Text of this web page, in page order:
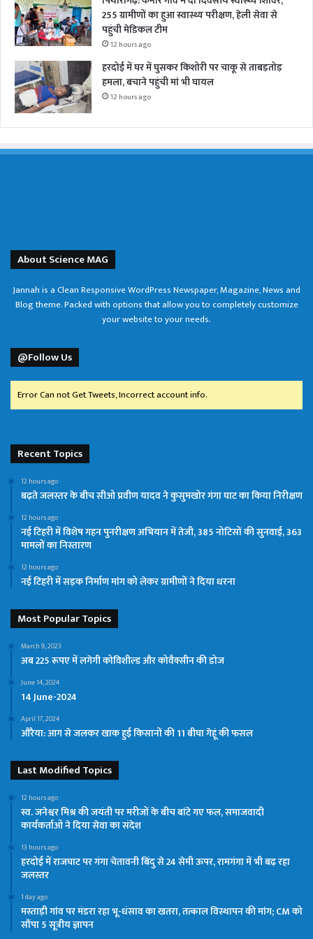
255 ग्रामीणों का हुआ स्वास्थ्य परीक्षण, हेली सेवा से
पहुंची मेडिकल टीम
12 hours ago
हरदोई में घर में घुसकर किशोरी पर चाकू से ताबड़तोड़
हमला, बचाने पहुंची मां भी घायल
12 hours ago
About Science MAG
Jannah is a Clean Responsive WordPress Newspaper, Magazine, News and
Blog theme. Packed with options that allow you to completely customize
your website to your needs.
@Follow Us
Error Can not Get Tweets, Incorrect account info.
Recent Topics
12 hours ago
बढ़ते जलस्तर के बीच सीओ प्रवीण यादव ने कुसुमखोर गंगा घाट का किया निरीक्षण
12 hours ago
नई टिहरी में विशेष गहन पुनरीक्षण अभियान में तेजी, 385 नोटिसों की सुनवाई, 363
मामलों का निस्तारण
12 hours ago
नई टिहरी में सड़क निर्माण मांग को लेकर ग्रामीणों ने दिया धरना
Most Popular Topics
March 9, 2023
अब 225 रूपए में लगेगी कोविशील्ड और कोवैक्सीन की डोज
June 14, 2024
14 June-2024
April 17, 2024
औरैया: आग से जलकर खाक हुई किसानों की 11 बीघा गेहूं की फसल
Last Modified Topics
12 hours ago
स्व. जनेश्वर मिश्र की जयंती पर मरीजों के बीच बांटे गए फल, समाजवादी
कार्यकर्ताओं ने दिया सेवा का संदेश
13 hours ago
हरदोई में राजघाट पर गंगा चेतावनी बिंदु से 24 सेमी ऊपर, रामगंगा में भी बढ़ रहा
जलस्तर
1 day ago
मस्ताड़ी गांव पर मंडरा रहा भू-धंसाव का खतरा, तत्काल विस्थापन की मांग; CM को
सौंपा 5 सूत्रीय ज्ञापन